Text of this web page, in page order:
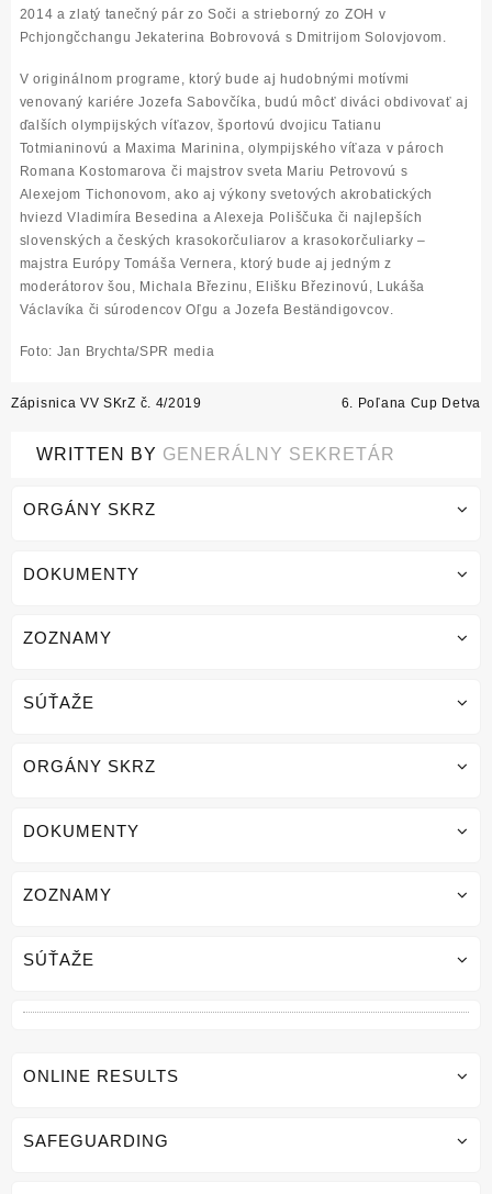
ORGÁNY SKRZ
DOKUMENTY
ZOZNAMY
SÚŤAŽE
ORGÁNY SKRZ
DOKUMENTY
ZOZNAMY
SÚŤAŽE
2014 a zlatý tanečný pár zo Soči a strieborný zo ZOH v
Pchjongčchangu Jekaterina Bobrovová s Dmitrijom Solovjovom.
V originálnom programe, ktorý bude aj hudobnými motívmi
venovaný kariére Jozefa Sabovčíka, budú môcť diváci obdivovať aj
ďalších olympijských víťazov, športovú dvojicuTatianu
Totmianinovú a Maxima Marinina, olympijského víťaza v pároch
Romana Kostomarova či majstrov sveta Mariu Petrovovú s
Alexejom Tichonovom, ako aj výkony svetových akrobatických
hviezdVladimíra Besedina a Alexeja Poliščuka či najlepších
slovenských a českých krasokorčuliarov a krasokorčuliarky –
majstra Európy Tomáša Vernera, ktorý bude aj jedným z
moderátorov šou, Michala Březinu , Elišku Březinovú , Lukáša
Václavíka či súrodencovOľgu a Jozefa Beständigovcov.
Foto: Jan Brychta/SPR media
Post
Zápisnica VV SKrZ č. 4/2019 6. Poľana Cup Detva
WRITTEN BY GENERÁLNY SEKRETÁR
ONLINE RESULTS
SAFEGUARDING